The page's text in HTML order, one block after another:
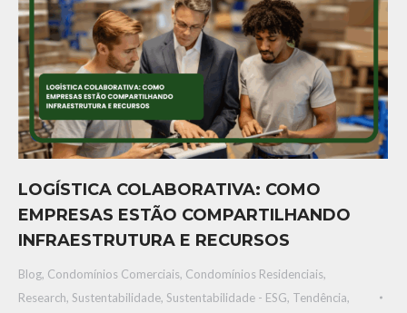
LOGÍSTICA COLABORATIVA: COMO
EMPRESAS ESTÃO COMPARTILHANDO
INFRAESTRUTURA E RECURSOS
Blog, Condomínios Comerciais, Condomínios Residenciais,
Research, Sustentabilidade, Sustentabilidade - ESG, Tendência,